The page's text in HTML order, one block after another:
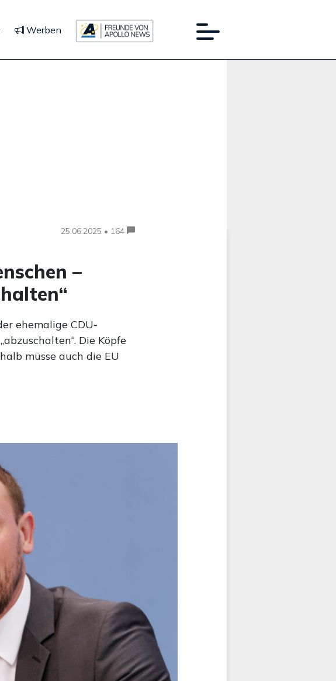
Werben
25.06.2025 • 164
–
ehemalige CDU-
Die Köpfe
müsse auch die EU